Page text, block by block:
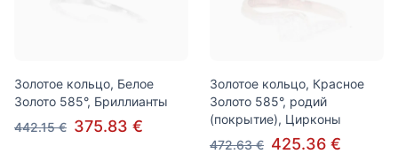
Золотое кольцо, Белое
Золото 585°, Бриллианты
442.15 € 375.83 €
Золотое кольцо, Красное
Золото 585°, родий
(покрытие), Цирконы
472.63 € 425.36 €